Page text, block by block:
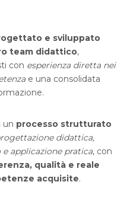
e sviluppato
team didattico,
con esperienza diretta nei
e una consolidata
un processo strutturato
didattica,
applicazione pratica, con
qualità e reale
acquisite.